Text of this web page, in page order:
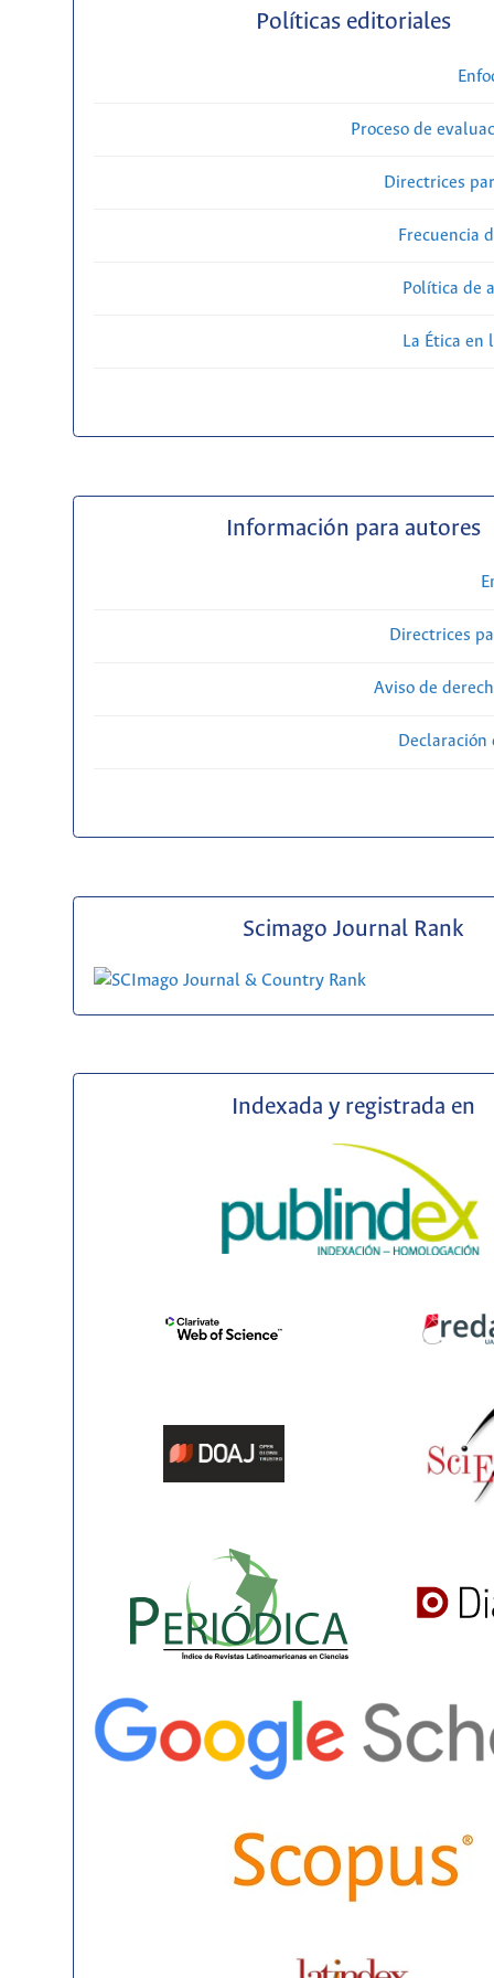
Políticas editoriales
Proceso de
Directrices
Frecuencia
Política de
La Ética en
Información para autores
Directrices
Aviso de
Scimago Journal Rank
Indexada y registrada en